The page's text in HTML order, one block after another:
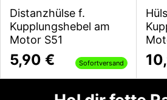
Distanzhülse f.
Kupplungshebel am
Motor S51
5,90 € Sofortversand